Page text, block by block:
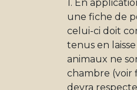
1. En
une fiche de
celui-ci doit
tenus en
animaux ne
chambre (voir
devra